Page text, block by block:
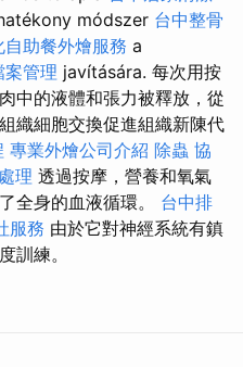
módszer 台中整骨
自助餐外燴服務 a
管理 javítására. 每次用按
中的液體和張力被釋放，從
織細胞交換促進組織新陳代
專業外燴公司介紹 除蟲 協
理 透過按摩，營養和氧氣
全身的血液循環。 台中排
服務 由於它對神經系統有鎮
訓練。